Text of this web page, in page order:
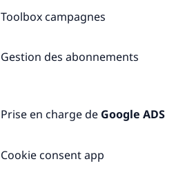
Toolbox campagnes
Gestion des abonnements
Prise en charge de Google ADS
Cookie consent app